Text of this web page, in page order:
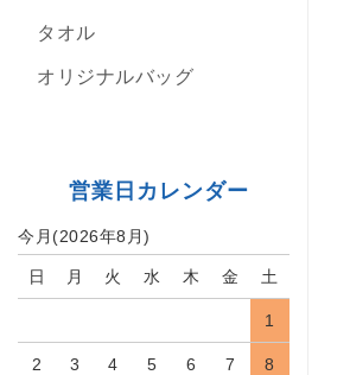
タオル
オリジナルバッグ
営業日カレンダー
今月(2026年8月)
日 月 火 水 木 金 土
1
2 3 4 5 6 7 8